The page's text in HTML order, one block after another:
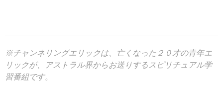
※チャンネリングエリックは、亡くなった２０才の青年エ
リックが、アストラル界からお送りするスピリチュアル学
習番組です。